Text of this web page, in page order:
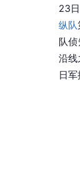
23
纵队
队侦
沿
日军